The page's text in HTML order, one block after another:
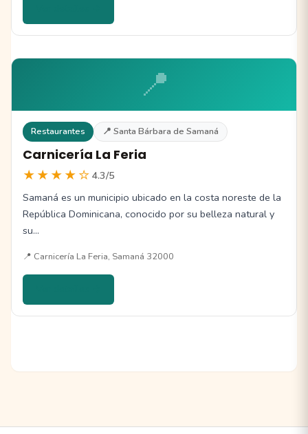
📍
Restaurantes 📍 Santa Bárbara de Samaná
Carnicería La Feria
★★★★☆ 4.3/5
Samaná es un municipio ubicado en la costa noreste de la
República Dominicana, conocido por su belleza natural y
su…
📍 Carnicería La Feria, Samaná 32000